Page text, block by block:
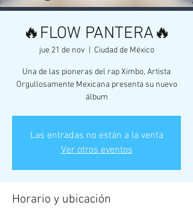
🔥FLOW PANTERA🔥
jue 21 de nov Ciudad de México
Una de las pioneras del rap Ximbo, Artista
Orgullosamente Mexicana presenta su nuevo
álbum
Las entradas no están a la venta
Ver otros eventos
Horario y ubicación